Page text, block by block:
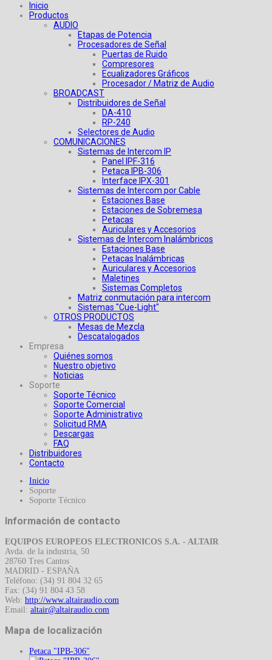
Inicio
Productos
AUDIO
Etapas de Potencia
Procesadores de Señal
Puertas de Ruido
Compresores
Ecualizadores Gráficos
Procesador / Matriz de Audio
BROADCAST
Distribuidores de Señal
DA-410
RP-240
Selectores de Audio
COMUNICACIONES
Sistemas de Intercom IP
Panel IPF-316
Petaca IPB-306
Interface IPX-301
Sistemas de Intercom por Cable
Estaciones Base
Estaciones de Sobremesa
Petacas
Auriculares y Accesorios
Sistemas de Intercom Inalámbricos
Estaciones Base
Petacas Inalámbricas
Auriculares y Accesorios
Maletines
Sistemas Completos
Matriz conmutación para intercom
Sistemas "Cue-Light"
OTROS PRODUCTOS
Mesas de Mezcla
Descatalogados
Empresa
Quiénes somos
Nuestro objetivo
Noticias
Soporte
Soporte Técnico
Soporte Comercial
Soporte Administrativo
Solicitud RMA
Descargas
FAQ
Distribuidores
Contacto
Inicio
Soporte
Soporte Técnico
Información de contacto
EQUIPOS EUROPEOS ELECTRONICOS S.A. - ALTAIR
Avda. de la industria, 50
28760 Tres Cantos
MADRID - ESPAÑA
Teléfono: (34) 91 804 32 65
Fax: (34) 91 804 43 58
Web: http://www.altairaudio.com
Email:
Mapa de localización
Petaca "IPB-306"